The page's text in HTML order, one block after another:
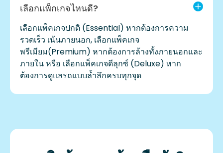
เลือกแพ็กเกจไหนดี?
เลือกแพ็คเกจปกติ (Essential) หากต้องการความ
รวดเร็ว เน้นภายนอก, เลือกแพ็คเกจ
พรีเมียม(Premium) หากต้องการล้างทั้งภายนอกและ
ภายใน หรือ เลือกแพ็คเกจดีลุกซ์ (Deluxe) หาก
ต้องการดูแลรถแบบล้ำลึกครบทุกจุด